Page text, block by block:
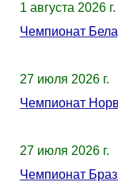
1 августа 2026 г.
Чемпионат
27 июля 2026 г.
Чемпионат
27 июля 2026 г.
Чемпионат